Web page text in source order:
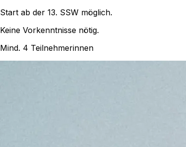
Start ab der 13. SSW möglich.
Keine Vorkenntnisse nötig.
Mind. 4 Teilnehmerinnen